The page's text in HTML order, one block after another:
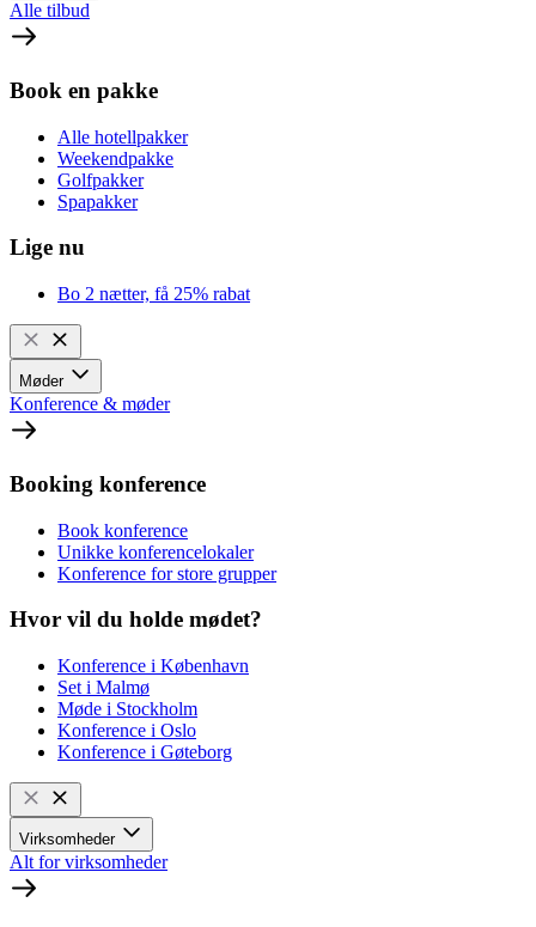
Alle tilbud
Book en pakke
Alle hotellpakker
Weekendpakke
Golfpakker
Spapakker
Lige nu
Bo 2 nætter, få 25% rabat
Møder
Konference & møder
Booking konference
Book konference
Unikke konferencelokaler
Konference for store grupper
Hvor vil du holde mødet?
Konference i København
Set i Malmø
Møde i Stockholm
Konference i Oslo
Konference i Gøteborg
Virksomheder
Alt for virksomheder